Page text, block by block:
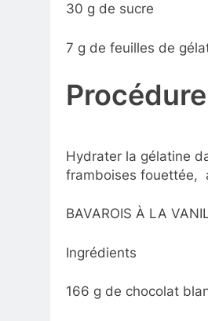
30 g de sucre
7 g de feuilles de
Procédure
Hydrater la gélatine
framboises fouettée,
BAVAROIS À LA
Ingrédients
166 g de chocolat